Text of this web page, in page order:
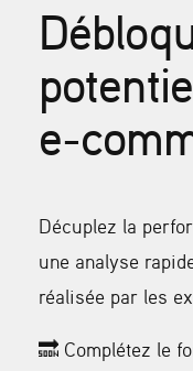
e-
Décuplez la
une analyse
réalisée par les
🔜​ Complétez le